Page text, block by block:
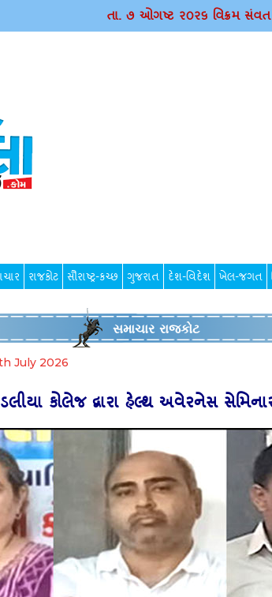
તા. ૭ ઓગષ્ટ ર૦ર૬ વિક્રમ
રાજકોટ સૌરાષ્ટ્ર-કચ્છ ગુજરાત દેશ-વિદેશ ખેલ-જગત
સમાચાર રાજકોટ
July 2026
કોલેજ દ્વારા હેલ્‍થ અવેરનેસ